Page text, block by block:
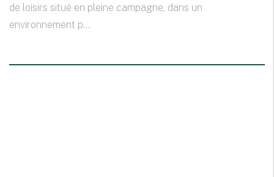
de loisirs situé en pleine campagne, dans un
environnement p...